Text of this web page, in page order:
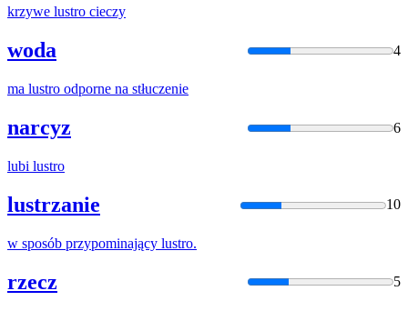
krzywe lustro cieczy
woda 4
ma lustro odporne na stłuczenie
narcyz 6
lubi lustro
lustrzanie 10
w sposób przypominający lustro.
rzecz 5